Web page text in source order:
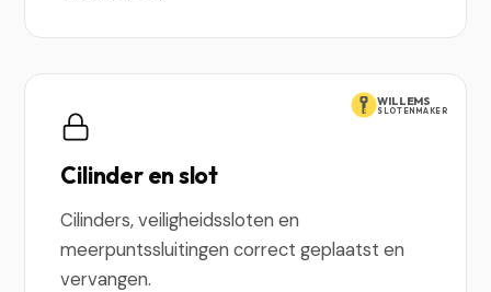
WILLEMS
SLOTENMAKER
Cilinder en slot
Cilinders, veiligheidssloten en
meerpuntssluitingen correct geplaatst en
vervangen.